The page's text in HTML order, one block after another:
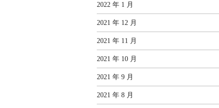
2022 年 1 月
2021 年 12 月
2021 年 11 月
2021 年 10 月
2021 年 9 月
2021 年 8 月